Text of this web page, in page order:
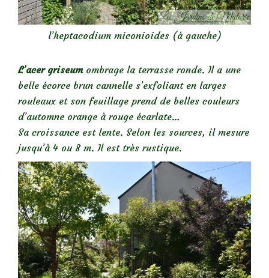
l’heptacodium miconioides (à gauche)
L’acer griseumombrage la terrasse ronde. Il a une
belle écorce brun cannelle s’exfoliant en larges
rouleaux et son feuillage prend de belles couleurs
d’automne orange à rouge écarlate…
Sa croissance est lente. Selon les sources, il mesure
jusqu’à 4 ou 8 m. Il est très rustique.